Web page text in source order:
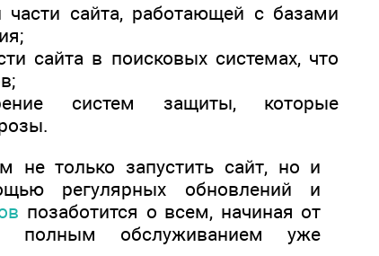
части сайта, работающей с базами
сайта в поисковых системах, что
систем защиты, которые
не только запустить сайт, но и
регулярных обновлений и
позаботится о всем, начиная от
полным обслуживанием уже